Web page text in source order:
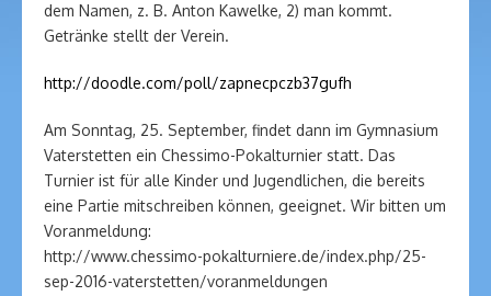
dem Namen, z. B. Anton Kawelke, 2) man kommt.
Getränke stellt der Verein.
http://doodle.com/poll/zapnecpczb37gufh
Am Sonntag, 25. September, findet dann im Gymnasium
Vaterstetten ein Chessimo-Pokalturnier statt. Das
Turnier ist für alle Kinder und Jugendlichen, die bereits
eine Partie mitschreiben können, geeignet. Wir bitten um
Voranmeldung:
http://www.chessimo-pokalturniere.de/index.php/25-
sep-2016-vaterstetten/voranmeldungen